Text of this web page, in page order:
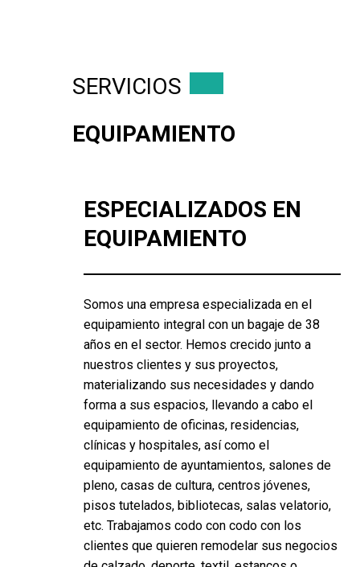
SERVICIOS
EQUIPAMIENTO
ESPECIALIZADOS EN
EQUIPAMIENTO
Somos una empresa especializada en el
equipamiento integral con un bagaje de 38
años en el sector. Hemos crecido junto a
nuestros clientes y sus proyectos,
materializando sus necesidades y dando
forma a sus espacios, llevando a cabo el
equipamiento de oficinas, residencias,
clínicas y hospitales, así como el
equipamiento de ayuntamientos, salones de
pleno, casas de cultura, centros jóvenes,
pisos tutelados, bibliotecas, salas velatorio,
etc. Trabajamos codo con codo con los
clientes que quieren remodelar sus negocios